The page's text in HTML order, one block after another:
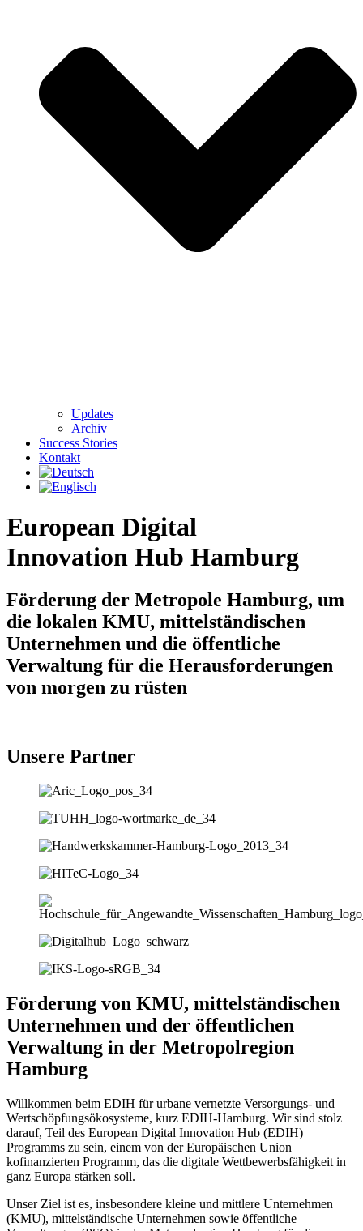
Updates
Archiv
Success Stories
Kontakt
European Digital
Innovation Hub Hamburg
Förderung der Metropole Hamburg, um
die lokalen KMU, mittelständischen
Unternehmen und die öffentliche
Verwaltung für die Herausforderungen
von morgen zu rüsten
Unsere Partner
Förderung von KMU, mittelständischen
Unternehmen und der öffentlichen
Verwaltung in der Metropolregion
Hamburg
Willkommen beim EDIH für urbane vernetzte Versorgungs- und
Wertschöpfungsökosysteme, kurz EDIH-Hamburg. Wir sind stolz
darauf, Teil des European Digital Innovation Hub (EDIH)
Programms zu sein, einem von der Europäischen Union
kofinanzierten Programm, das die digitale Wettbewerbsfähigkeit in
ganz Europa stärken soll.
Unser Ziel ist es, insbesondere kleine und mittlere Unternehmen
(KMU), mittelständische Unternehmen sowie öffentliche